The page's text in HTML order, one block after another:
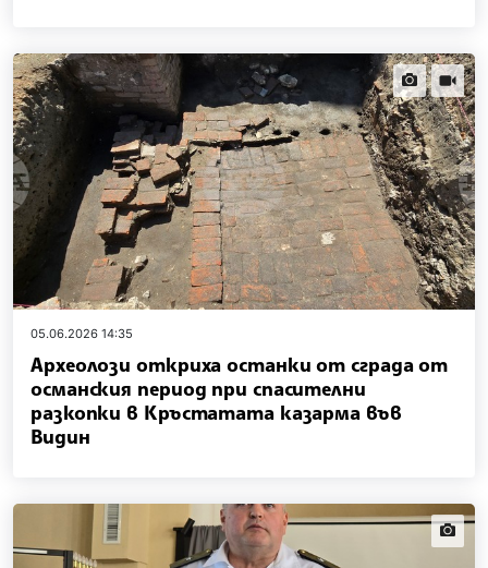
news.images
05.06.2026 14:35
Археолози откриха останки от сграда от
османския период при спасителни
разкопки в Кръстатата казарма във
Видин